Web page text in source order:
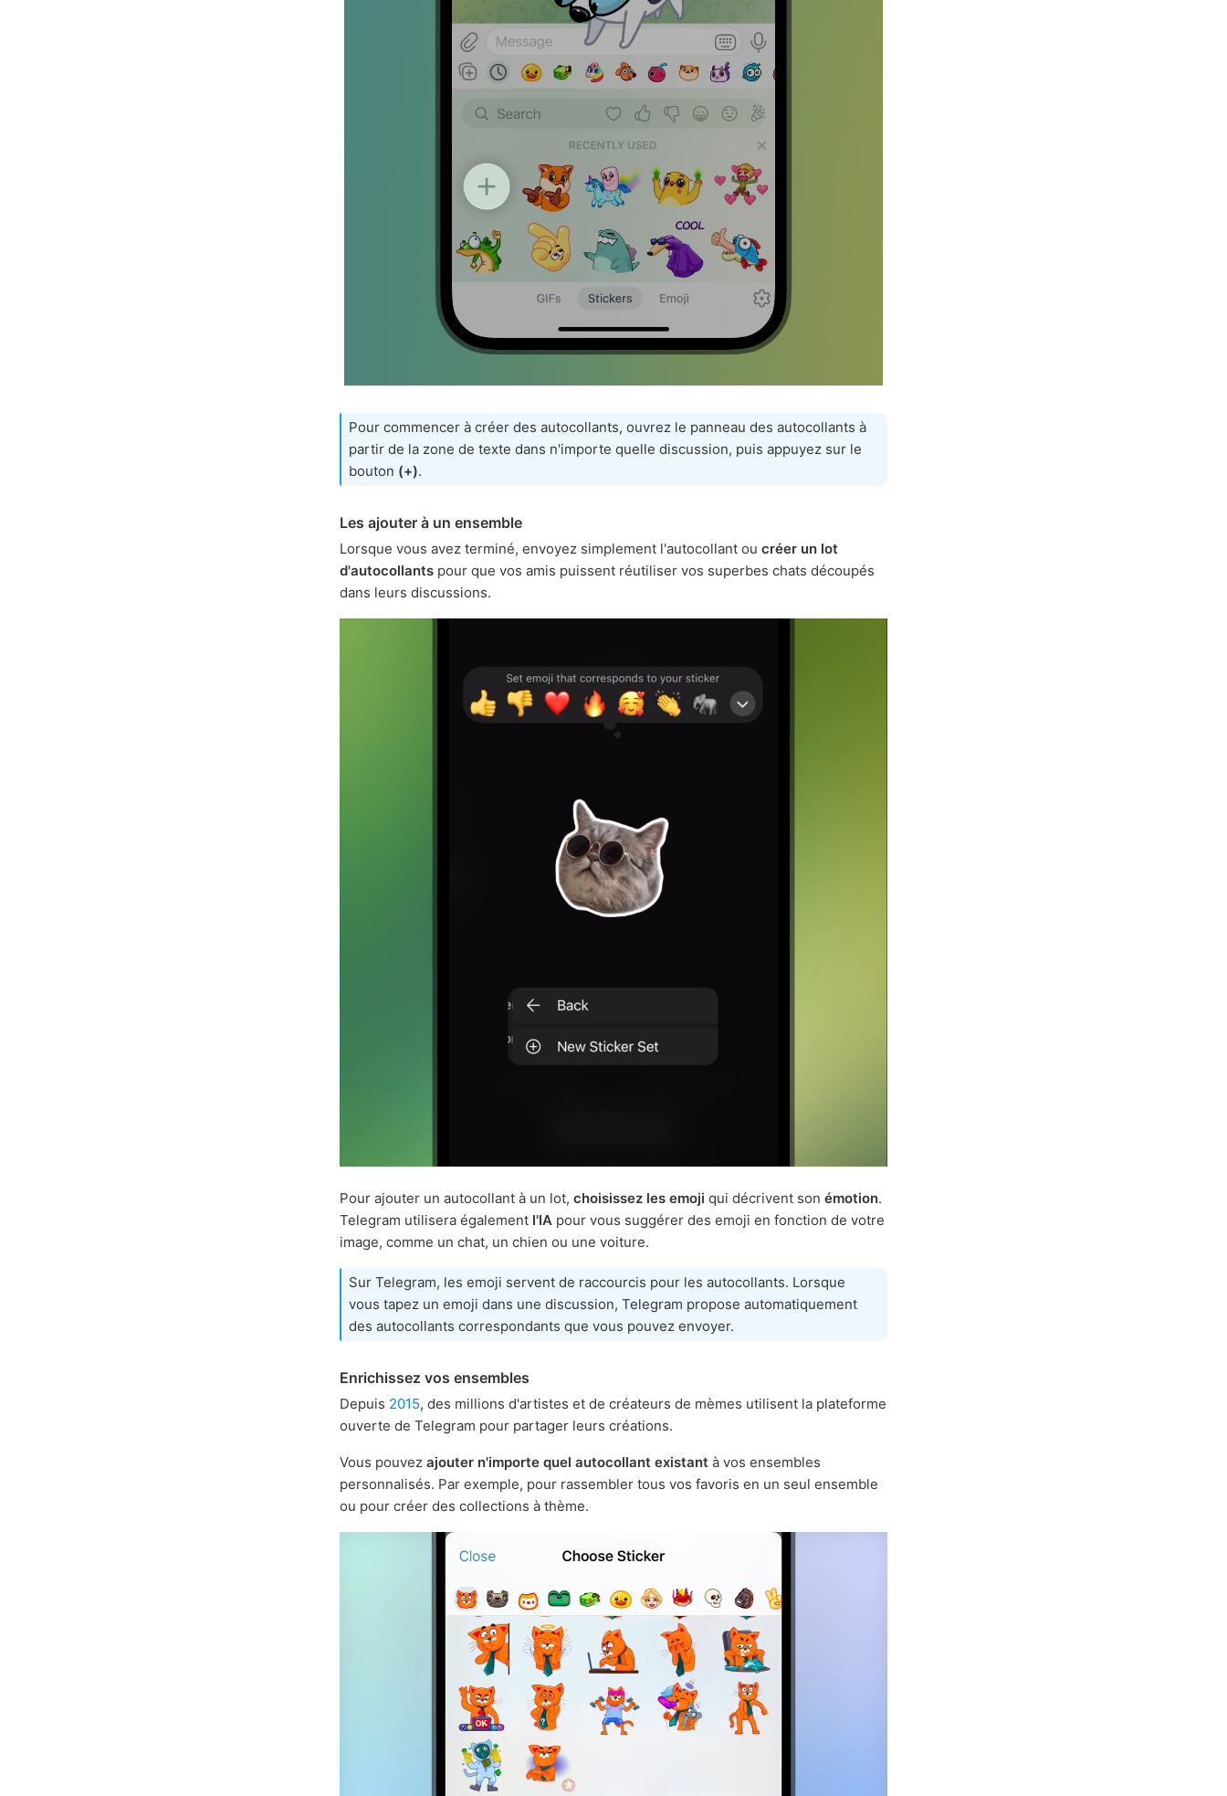
Pour commencer à créer des autocollants, ouvrez le panneau des autocollants à
partir de la zone de texte dans n'importe quelle discussion, puis appuyez sur le
bouton (+).
Les ajouter à un ensemble
Lorsque vous avez terminé, envoyez simplement l'autocollant ou créer un lot
d'autocollants pour que vos amis puissent réutiliser vos superbes chats découpés
dans leurs discussions.
Pour ajouter un autocollant à un lot, choisissez les emoji qui décrivent son émotion.
Telegram utilisera également l'IA pour vous suggérer des emoji en fonction de votre
image, comme un chat, un chien ou une voiture.
Sur Telegram, les emoji servent de raccourcis pour les autocollants. Lorsque
vous tapez un emoji dans une discussion, Telegram propose automatiquement
des autocollants correspondants que vous pouvez envoyer.
Enrichissez vos ensembles
Depuis 2015, des millions d'artistes et de créateurs de mèmes utilisent la plateforme
ouverte de Telegram pour partager leurs créations.
Vous pouvez ajouter n'importe quel autocollant existant à vos ensembles
personnalisés. Par exemple, pour rassembler tous vos favoris en un seul ensemble
ou pour créer des collections à thème.